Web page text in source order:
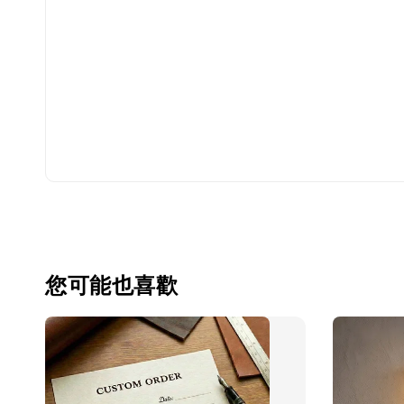
您可能也喜歡